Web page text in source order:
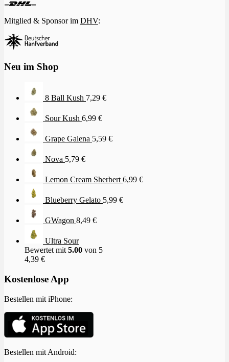
Mitglied & Sponsor im DHV:
Neu im Shop
8 Ball Kush 7,29 €
Sour Kush 6,99 €
Grape Galena 5,59 €
Nova 5,79 €
Lemon Cream Sherbert 6,99 €
Blueberry Gelato 5,99 €
GWagon 8,49 €
Ultra Sour
Bewertet mit 5.00 von 5
4,39 €
Kostenlose App
Bestellen mit iPhone:
Bestellen mit Android: